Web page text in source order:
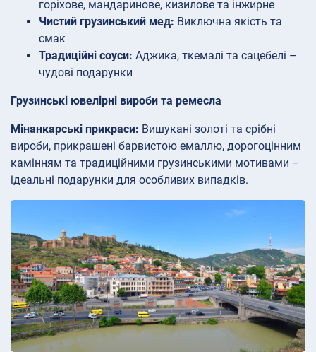
горіхове, мандаринове, кизилове та інжирне
Чистий грузинський мед: Виключна якість та
смак
Традиційні соуси: Аджика, ткемалі та сацебелі –
чудові подарунки
Грузинські ювелірні вироби та ремесла
Мінанкарські прикраси: Вишукані золоті та срібні
вироби, прикрашені барвистою емаллю, дорогоцінним
камінням та традиційними грузинськими мотивами –
ідеальні подарунки для особливих випадків.